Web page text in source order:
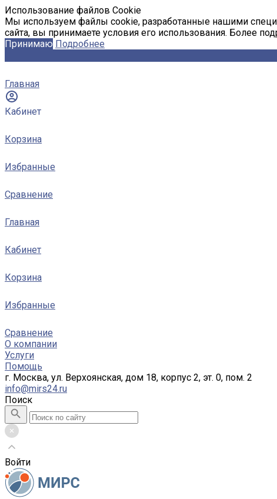
Использование файлов Cookie
Мы используем файлы cookie, разработанные нашими
сайта, вы принимаете условия его использования. Более
Принимаю Подробнее
Главная
Кабинет
Корзина
Избранные
Сравнение
Главная
Кабинет
Корзина
Избранные
Сравнение
О компании
Услуги
Помощь
г. Москва, ул. Верхоянская, дом 18, корпус 2, эт. 0, пом. 2
info@mirs24.ru
Поиск
Войти